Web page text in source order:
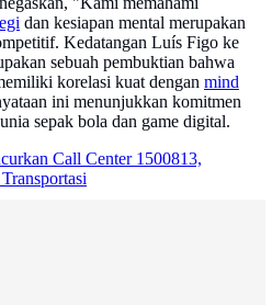
dan kesiapan mental merupakan
Kedatangan Luís Figo ke
sebuah pembuktian bahwa
korelasi kuat dengan mind
ini menunjukkan komitmen
sepak bola dan game digital.
Call Center 1500813,